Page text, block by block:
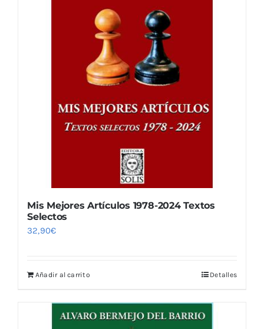
Mis Mejores Artículos 1978-2024 Textos
Selectos
32,90€
Añadir al carrito Detalles